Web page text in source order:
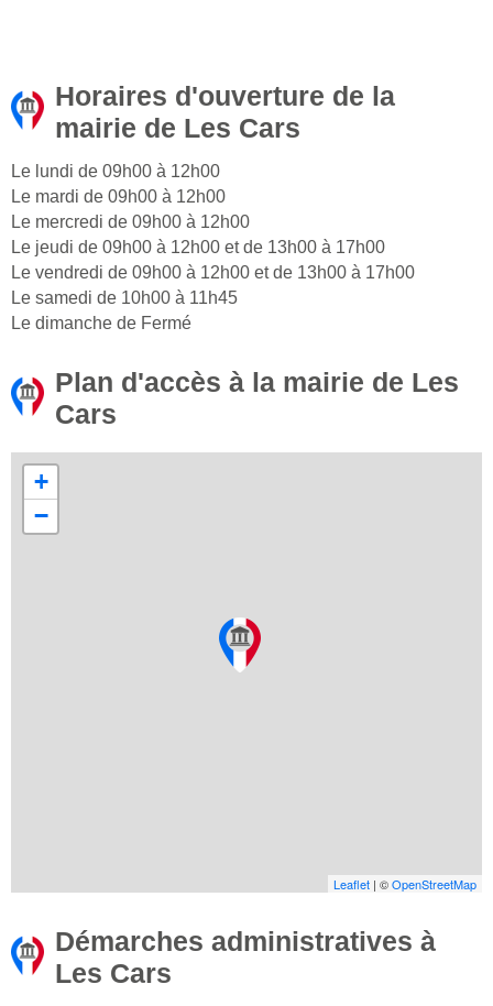
Horaires d'ouverture de la
mairie de Les Cars
Le lundi de 09h00 à 12h00
Le mardi de 09h00 à 12h00
Le mercredi de 09h00 à 12h00
Le jeudi de 09h00 à 12h00 et de 13h00 à 17h00
Le vendredi de 09h00 à 12h00 et de 13h00 à 17h00
Le samedi de 10h00 à 11h45
Le dimanche de Fermé
Plan d'accès à la mairie de Les
Cars
+
−
Leaflet | ©OpenStreetMap
Démarches administratives à
Les Cars